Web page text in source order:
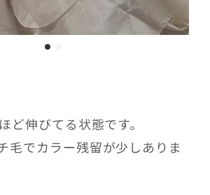
ど伸びてる状態です。
毛でカラー残留が少しありま